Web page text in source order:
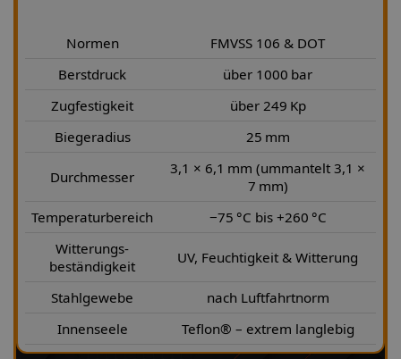
Normen
FMVSS 106 & DOT
Berstdruck
über 1000 bar
Zugfestigkeit
über 249 Kp
Biegeradius
25 mm
Durchmesser
3,1 × 6,1 mm (ummantelt 3,1 ×
7 mm)
Temperaturbereich
−75 °C bis +260 °C
Witterungs-
beständigkeit
UV, Feuchtigkeit & Witterung
Stahlgewebe
nach Luftfahrtnorm
Innenseele
Teflon® – extrem langlebig